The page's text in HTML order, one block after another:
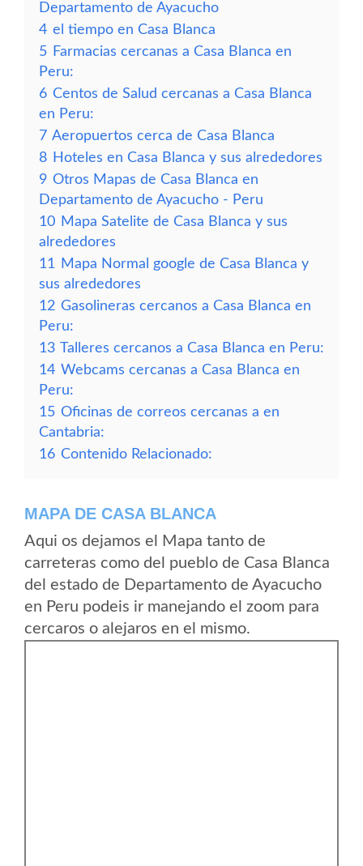
Departamento de Ayacucho
4 el tiempo en Casa Blanca
5 Farmacias cercanas a Casa Blanca en
Peru:
6 Centos de Salud cercanas a Casa Blanca
en Peru:
7 Aeropuertos cerca de Casa Blanca
8 Hoteles en Casa Blanca y sus alrededores
9 Otros Mapas de Casa Blanca en
Departamento de Ayacucho - Peru
10 Mapa Satelite de Casa Blanca y sus
alrededores
11
Mapa Normal google de Casa Blanca y
sus alrededores
12 Gasolineras cercanos a Casa Blanca en
Peru:
13 Talleres cercanos a Casa Blanca en Peru:
14 Webcams cercanas a Casa Blanca en
Peru:
15 Oficinas de correos cercanas a en
Cantabria:
16 Contenido Relacionado:
MAPA DE CASA BLANCA
Aqui os dejamos el Mapa tanto de
carreteras como del pueblo de Casa Blanca
del estado de Departamento de Ayacucho
en Peru podeis ir manejando el zoom para
cercaros o alejaros en el mismo.